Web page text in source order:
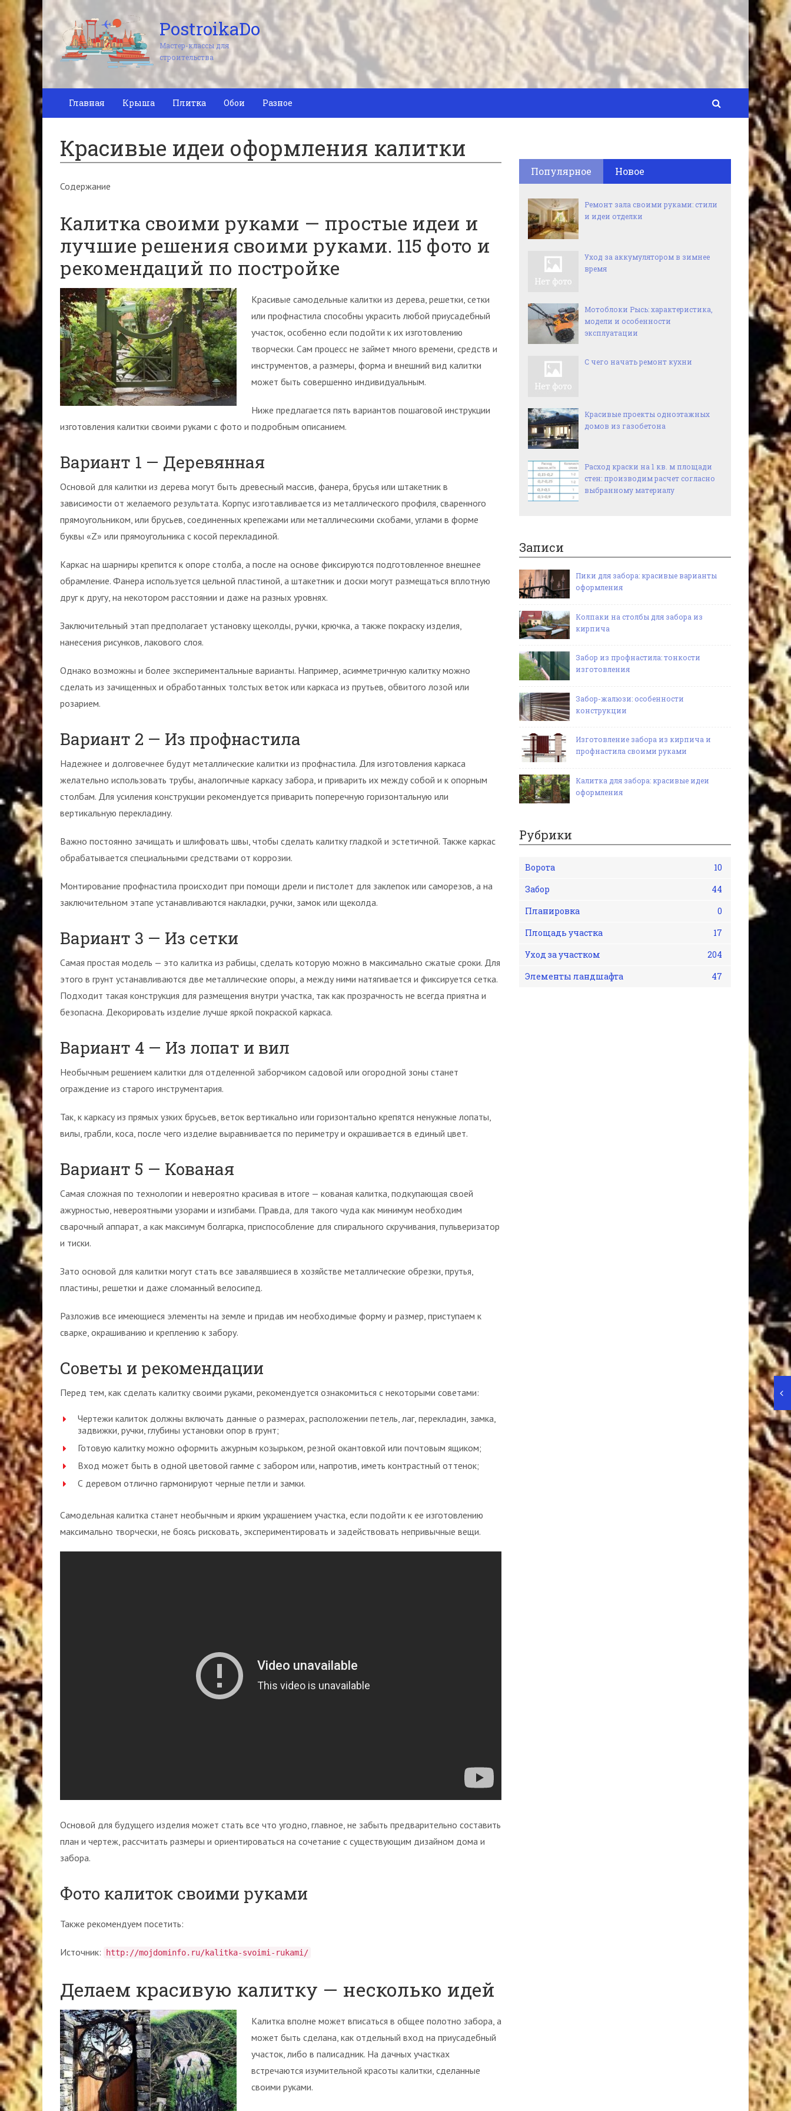
PostroikaDo
Мастер-классы для
строительства
Главная Крыша Плитка Обои Разное
Красивые идеи оформления калитки
Содержание
Калитка своими руками — простые идеи и
лучшие решения своими руками. 115 фото и
рекомендаций по постройке
Красивые самодельные калитки из дерева, решетки, сетки
или профнастила способны украсить любой приусадебный
участок, особенно если подойти к их изготовлению
творчески. Сам процесс не займет много времени, средств и
инструментов, а размеры, форма и внешний вид калитки
может быть совершенно индивидуальным.
Ниже предлагается пять вариантов пошаговой инструкции
изготовления калитки своими руками с фото и подробным описанием.
Вариант 1 — Деревянная
Основой для калитки из дерева могут быть древесный массив, фанера, брусья или штакетник в
зависимости от желаемого результата. Корпус изготавливается из металлического профиля, сваренного
прямоугольником, или брусьев, соединенных крепежами или металлическими скобами, углами в форме
буквы «Z» или прямоугольника с косой перекладиной.
Каркас на шарниры крепится к опоре столба, а после на основе фиксируются подготовленное внешнее
обрамление. Фанера используется цельной пластиной, а штакетник и доски могут размещаться вплотную
друг к другу, на некотором расстоянии и даже на разных уровнях.
Заключительный этап предполагает установку щеколды, ручки, крючка, а также покраску изделия,
нанесения рисунков, лакового слоя.
Однако возможны и более экспериментальные варианты. Например, асимметричную калитку можно
сделать из зачищенных и обработанных толстых веток или каркаса из прутьев, обвитого лозой или
розарием.
Вариант 2 — Из профнастила
Надежнее и долговечнее будут металлические калитки из профнастила. Для изготовления каркаса
желательно использовать трубы, аналогичные каркасу забора, и приварить их между собой и к опорным
столбам. Для усиления конструкции рекомендуется приварить поперечную горизонтальную или
вертикальную перекладину.
Важно постоянно зачищать и шлифовать швы, чтобы сделать калитку гладкой и эстетичной. Также каркас
обрабатывается специальными средствами от коррозии.
Монтирование профнастила происходит при помощи дрели и пистолет для заклепок или саморезов, а на
заключительном этапе устанавливаются накладки, ручки, замок или щеколда.
Вариант 3 — Из сетки
Самая простая модель — это калитка из рабицы, сделать которую можно в максимально сжатые сроки. Для
этого в грунт устанавливаются две металлические опоры, а между ними натягивается и фиксируется сетка.
Подходит такая конструкция для размещения внутри участка, так как прозрачность не всегда приятна и
безопасна. Декорировать изделие лучше яркой покраской каркаса.
Вариант 4 — Из лопат и вил
Необычным решением калитки для отделенной заборчиком садовой или огородной зоны станет
ограждение из старого инструментария.
Так, к каркасу из прямых узких брусьев, веток вертикально или горизонтально крепятся ненужные лопаты,
вилы, грабли, коса, после чего изделие выравнивается по периметру и окрашивается в единый цвет.
Вариант 5 — Кованая
Самая сложная по технологии и невероятно красивая в итоге — кованая калитка, подкупающая своей
ажурностью, невероятными узорами и изгибами. Правда, для такого чуда как минимум необходим
сварочный аппарат, а как максимум болгарка, приспособление для спирального скручивания, пульверизатор
и тиски.
Зато основой для калитки могут стать все завалявшиеся в хозяйстве металлические обрезки, прутья,
пластины, решетки и даже сломанный велосипед.
Разложив все имеющиеся элементы на земле и придав им необходимые форму и размер, приступаем к
сварке, окрашиванию и креплению к забору.
Советы и рекомендации
Перед тем, как сделать калитку своими руками, рекомендуется ознакомиться с некоторыми советами:
Чертежи калиток должны включать данные о размерах, расположении петель, лаг, перекладин, замка,
задвижки, ручки, глубины установки опор в грунт;
Готовую калитку можно оформить ажурным козырьком, резной окантовкой или почтовым ящиком;
Вход может быть в одной цветовой гамме с забором или, напротив, иметь контрастный оттенок;
С деревом отлично гармонируют черные петли и замки.
Самодельная калитка станет необычным и ярким украшением участка, если подойти к ее изготовлению
максимально творчески, не боясь рисковать, экспериментировать и задействовать непривычные вещи.
Основой для будущего изделия может стать все что угодно, главное, не забыть предварительно составить
план и чертеж, рассчитать размеры и ориентироваться на сочетание с существующим дизайном дома и
забора.
Фото калиток своими руками
Также рекомендуем посетить:
Источник: http://mojdominfo.ru/kalitka-svoimi-rukami/
Делаем красивую калитку — несколько идей
Калитка вполне может вписаться в общее полотно забора, а
может быть сделана, как отдельный вход на приусадебный
участок, либо в палисадник. На дачных участках
встречаются изумительной красоты калитки, сделанные
своими руками.
Популярное Новое
Ремонт зала своими руками: стили
и идеи отделки
Уход за аккумулятором в зимнее
время
Мотоблоки Рысь: характеристика,
модели и особенности
эксплуатации
С чего начать ремонт кухни
Красивые проекты одноэтажных
домов из газобетона
Расход краски на 1 кв. м площади
стен: производим расчет согласно
выбранному материалу
Записи
Пики для забора: красивые варианты
оформления
Колпаки на столбы для забора из
кирпича
Забор из профнастила: тонкости
изготовления
Забор-жалюзи: особенности
конструкции
Изготовление забора из кирпича и
профнастила своими руками
Калитка для забора: красивые идеи
оформления
Рубрики
Ворота
10
Забор
44
Планировка
0
Площадь участка
17
Уход за участком
204
Элементы ландшафта
47